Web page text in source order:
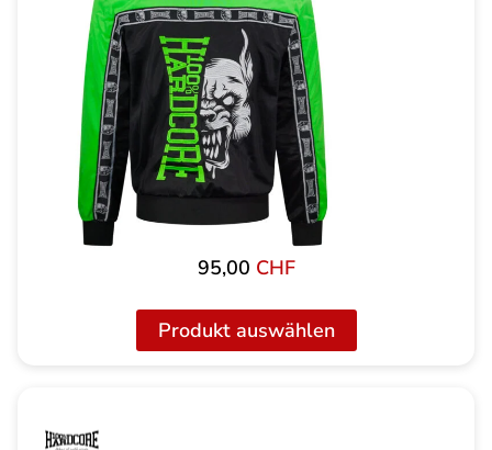
95,00 CHF
Produkt auswählen